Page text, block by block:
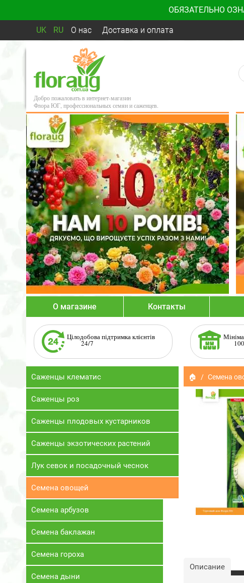
ОБЯЗАТЕЛЬНО
UK RU О нас Доставка и оплата
Добро пожаловать в интернет-магазин
Флора ЮГ, профессиональных семян и саженцев.
О магазине Контакты
Цілодобова підтримка клієнтів
24/7 100
Саженцы клематис
Саженцы роз
Саженцы плодовых кустарников
Саженцы экзотических растений
Лук севок и посадочный чеснок
Семена овощей
Семена арбузов
Семена баклажан
Семена гороха
Семена дыни
🏠 Семена
Описание